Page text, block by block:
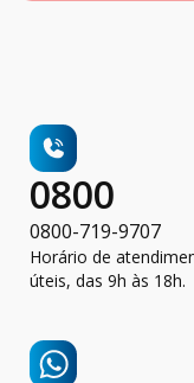
0800
0800-719-9707
Horário de
úteis, das 9h às 18h.